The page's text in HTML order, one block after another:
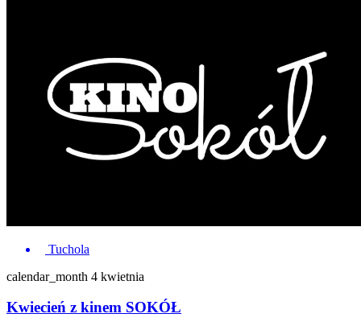
Tuchola
calendar_month 4 kwietnia
Kwiecień z kinem SOKÓŁ